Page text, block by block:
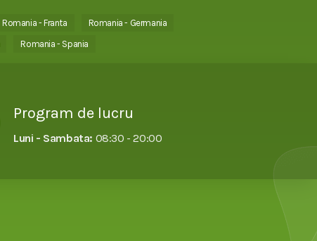
Romania - Franta
Romania - Germania
Romania - Spania
Program de lucru
Luni - Sambata: 08:30 - 20:00